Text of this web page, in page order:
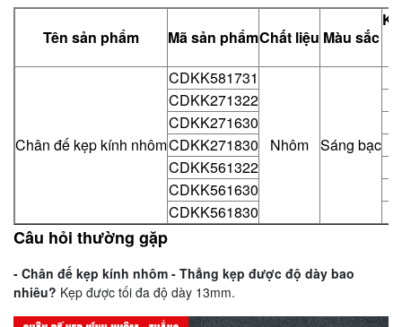
Tên sản phẩm Mã sản phẩmChất liệu Màu sắc
Chân đế kẹp kính nhôm
CDKK581731
Nhôm Sáng bạc
CDKK271322
CDKK271630
CDKK271830
CDKK561322
CDKK561630
CDKK561830
Câu hỏi thường gặp
- Chân đế kẹp kính nhôm - Thẳng kẹp được độ dày bao
nhiêu? Kẹp được tối đa độ dày 13mm.